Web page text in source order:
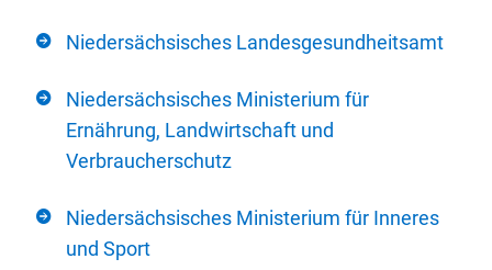
Niedersächsisches Landesgesundheitsamt
Niedersächsisches Ministerium für
Ernährung, Landwirtschaft und
Verbraucherschutz
Niedersächsisches Ministerium für Inneres
und Sport